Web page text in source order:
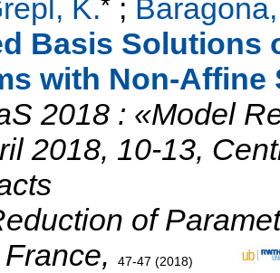
K.
;
Basis Solutions
with Non-Affine
2018 : «Model
2018, 10-13,
of
France, 47-47 (2018)